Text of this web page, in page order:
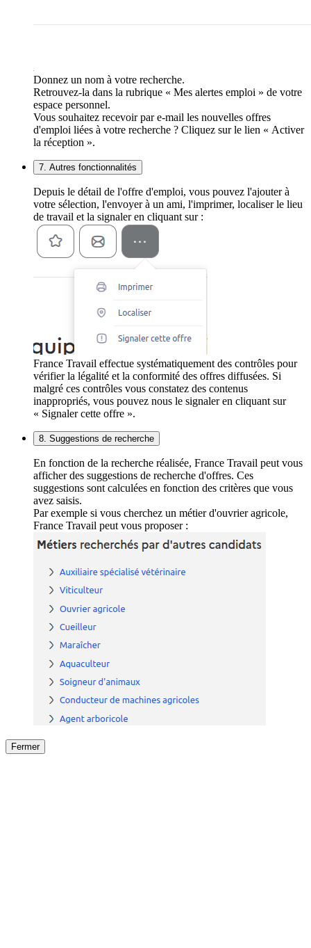
Donnez un nom à votre recherche.
Retrouvez-la dans la rubrique « Mes alertes emploi » de votre
espace personnel.
Vous souhaitez recevoir par e-mail les nouvelles offres
d'emploi liées à votre recherche ? Cliquez sur le lien « Activer
la réception ».
7. Autres fonctionnalités
Depuis le détail de l'offre d'emploi, vous pouvez l'ajouter à
votre sélection, l'envoyer à un ami, l'imprimer, localiser le lieu
de travail et la signaler en cliquant sur :
France Travail effectue systématiquement des contrôles pour
vérifier la légalité et la conformité des offres diffusées. Si
malgré ces contrôles vous constatez des contenus
inappropriés, vous pouvez nous le signaler en cliquant sur
« Signaler cette offre ».
8. Suggestions de recherche
En fonction de la recherche réalisée, France Travail peut vous
afficher des suggestions de recherche d'offres. Ces
suggestions sont calculées en fonction des critères que vous
avez saisis.
Par exemple si vous cherchez un métier d'ouvrier agricole,
France Travail peut vous proposer :
Fermer